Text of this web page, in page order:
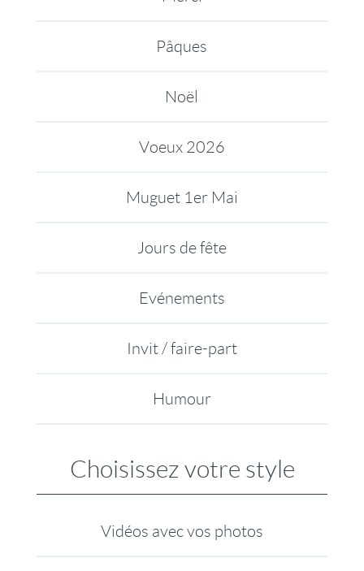
Pâques
Noël
Voeux 2026
Muguet 1er Mai
Jours de fête
Evénements
Invit / faire-part
Humour
Choisissez votre style
Vidéos avec vos photos